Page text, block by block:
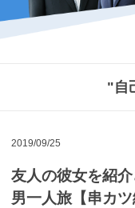
"自
2019/09/25
友人の彼女を紹
男一人旅【串カ